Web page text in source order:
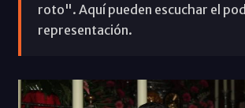
roto". Aquí pueden escuchar el
representación.